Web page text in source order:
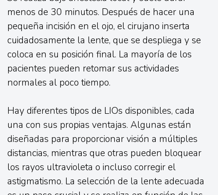
menos de 30 minutos. Después de hacer una
pequeña incisión en el ojo, el cirujano inserta
cuidadosamente la lente, que se despliega y se
coloca en su posición final. La mayoría de los
pacientes pueden retomar sus actividades
normales al poco tiempo.
Hay diferentes tipos de LIOs disponibles, cada
una con sus propias ventajas. Algunas están
diseñadas para proporcionar visión a múltiples
distancias, mientras que otras pueden bloquear
los rayos ultravioleta o incluso corregir el
astigmatismo. La selección de la lente adecuada